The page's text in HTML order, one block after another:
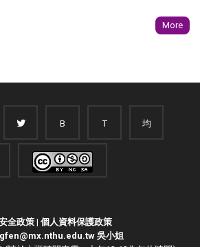
More
B T 均
全政策| 個人資料保護政策
吳小姐